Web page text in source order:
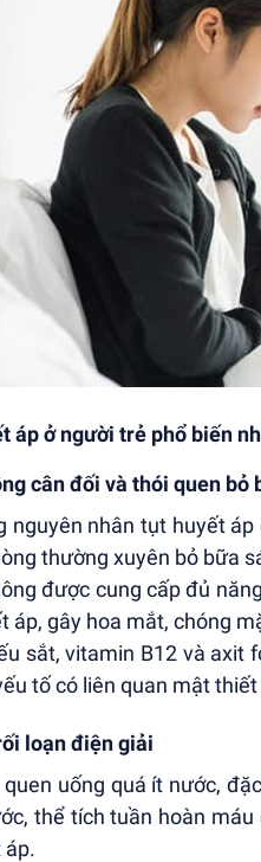
áp ở người trẻ phổ biến
cân đối và thói quen bỏ
nhân tụt huyết
thường xuyên bỏ bữa
được cung cấp đủ
áp, gây hoa mắt, chóng
sắt, vitamin B12 và axit
tố có liên quan mật
loạn điện giải
uống quá ít nước,
thể tích tuần hoàn